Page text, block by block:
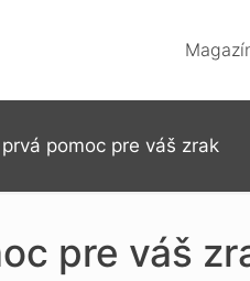
pomoc pre váš zrak
pre váš